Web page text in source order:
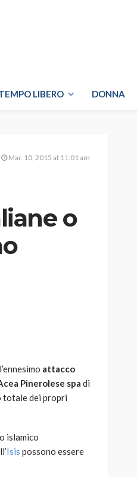
LIBERO DONNA
Mar. 10, 2015 at 11:01 am
o
attacco
Pinerolese spa di
totale dei propri
islamico
Isis possono essere
mondiale e
per
ago